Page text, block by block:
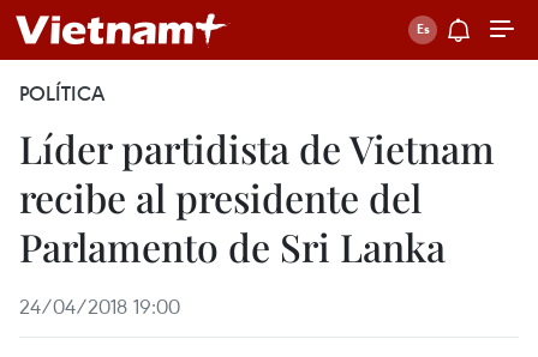
POLÍTICA
Líder partidista de Vietnam
recibe al presidente del
Parlamento de Sri Lanka
24/04/2018 19:00